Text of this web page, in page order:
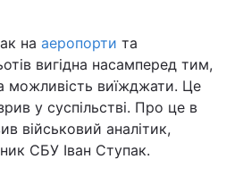
Світ
Наука
Лайт
на аеропорти та
вигідна насамперед тим,
можливість виїжджати. Це
у суспільстві. Про це в
військовий аналітик,
СБУ Іван Ступак.